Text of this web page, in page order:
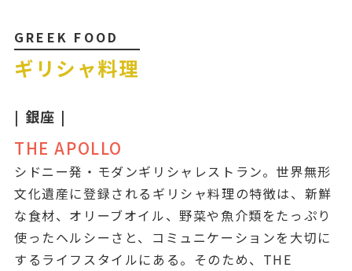
GREEK FOOD
ギリシャ料理
| 銀座 |
THE APOLLO
シドニー発・モダンギリシャレストラン。世界無形
文化遺産に登録されるギリシャ料理の特徴は、新鮮
な食材、オリーブオイル、野菜や魚介類をたっぷり
使ったヘルシーさと、コミュニケーションを大切に
するライフスタイルにある。そのため、THE